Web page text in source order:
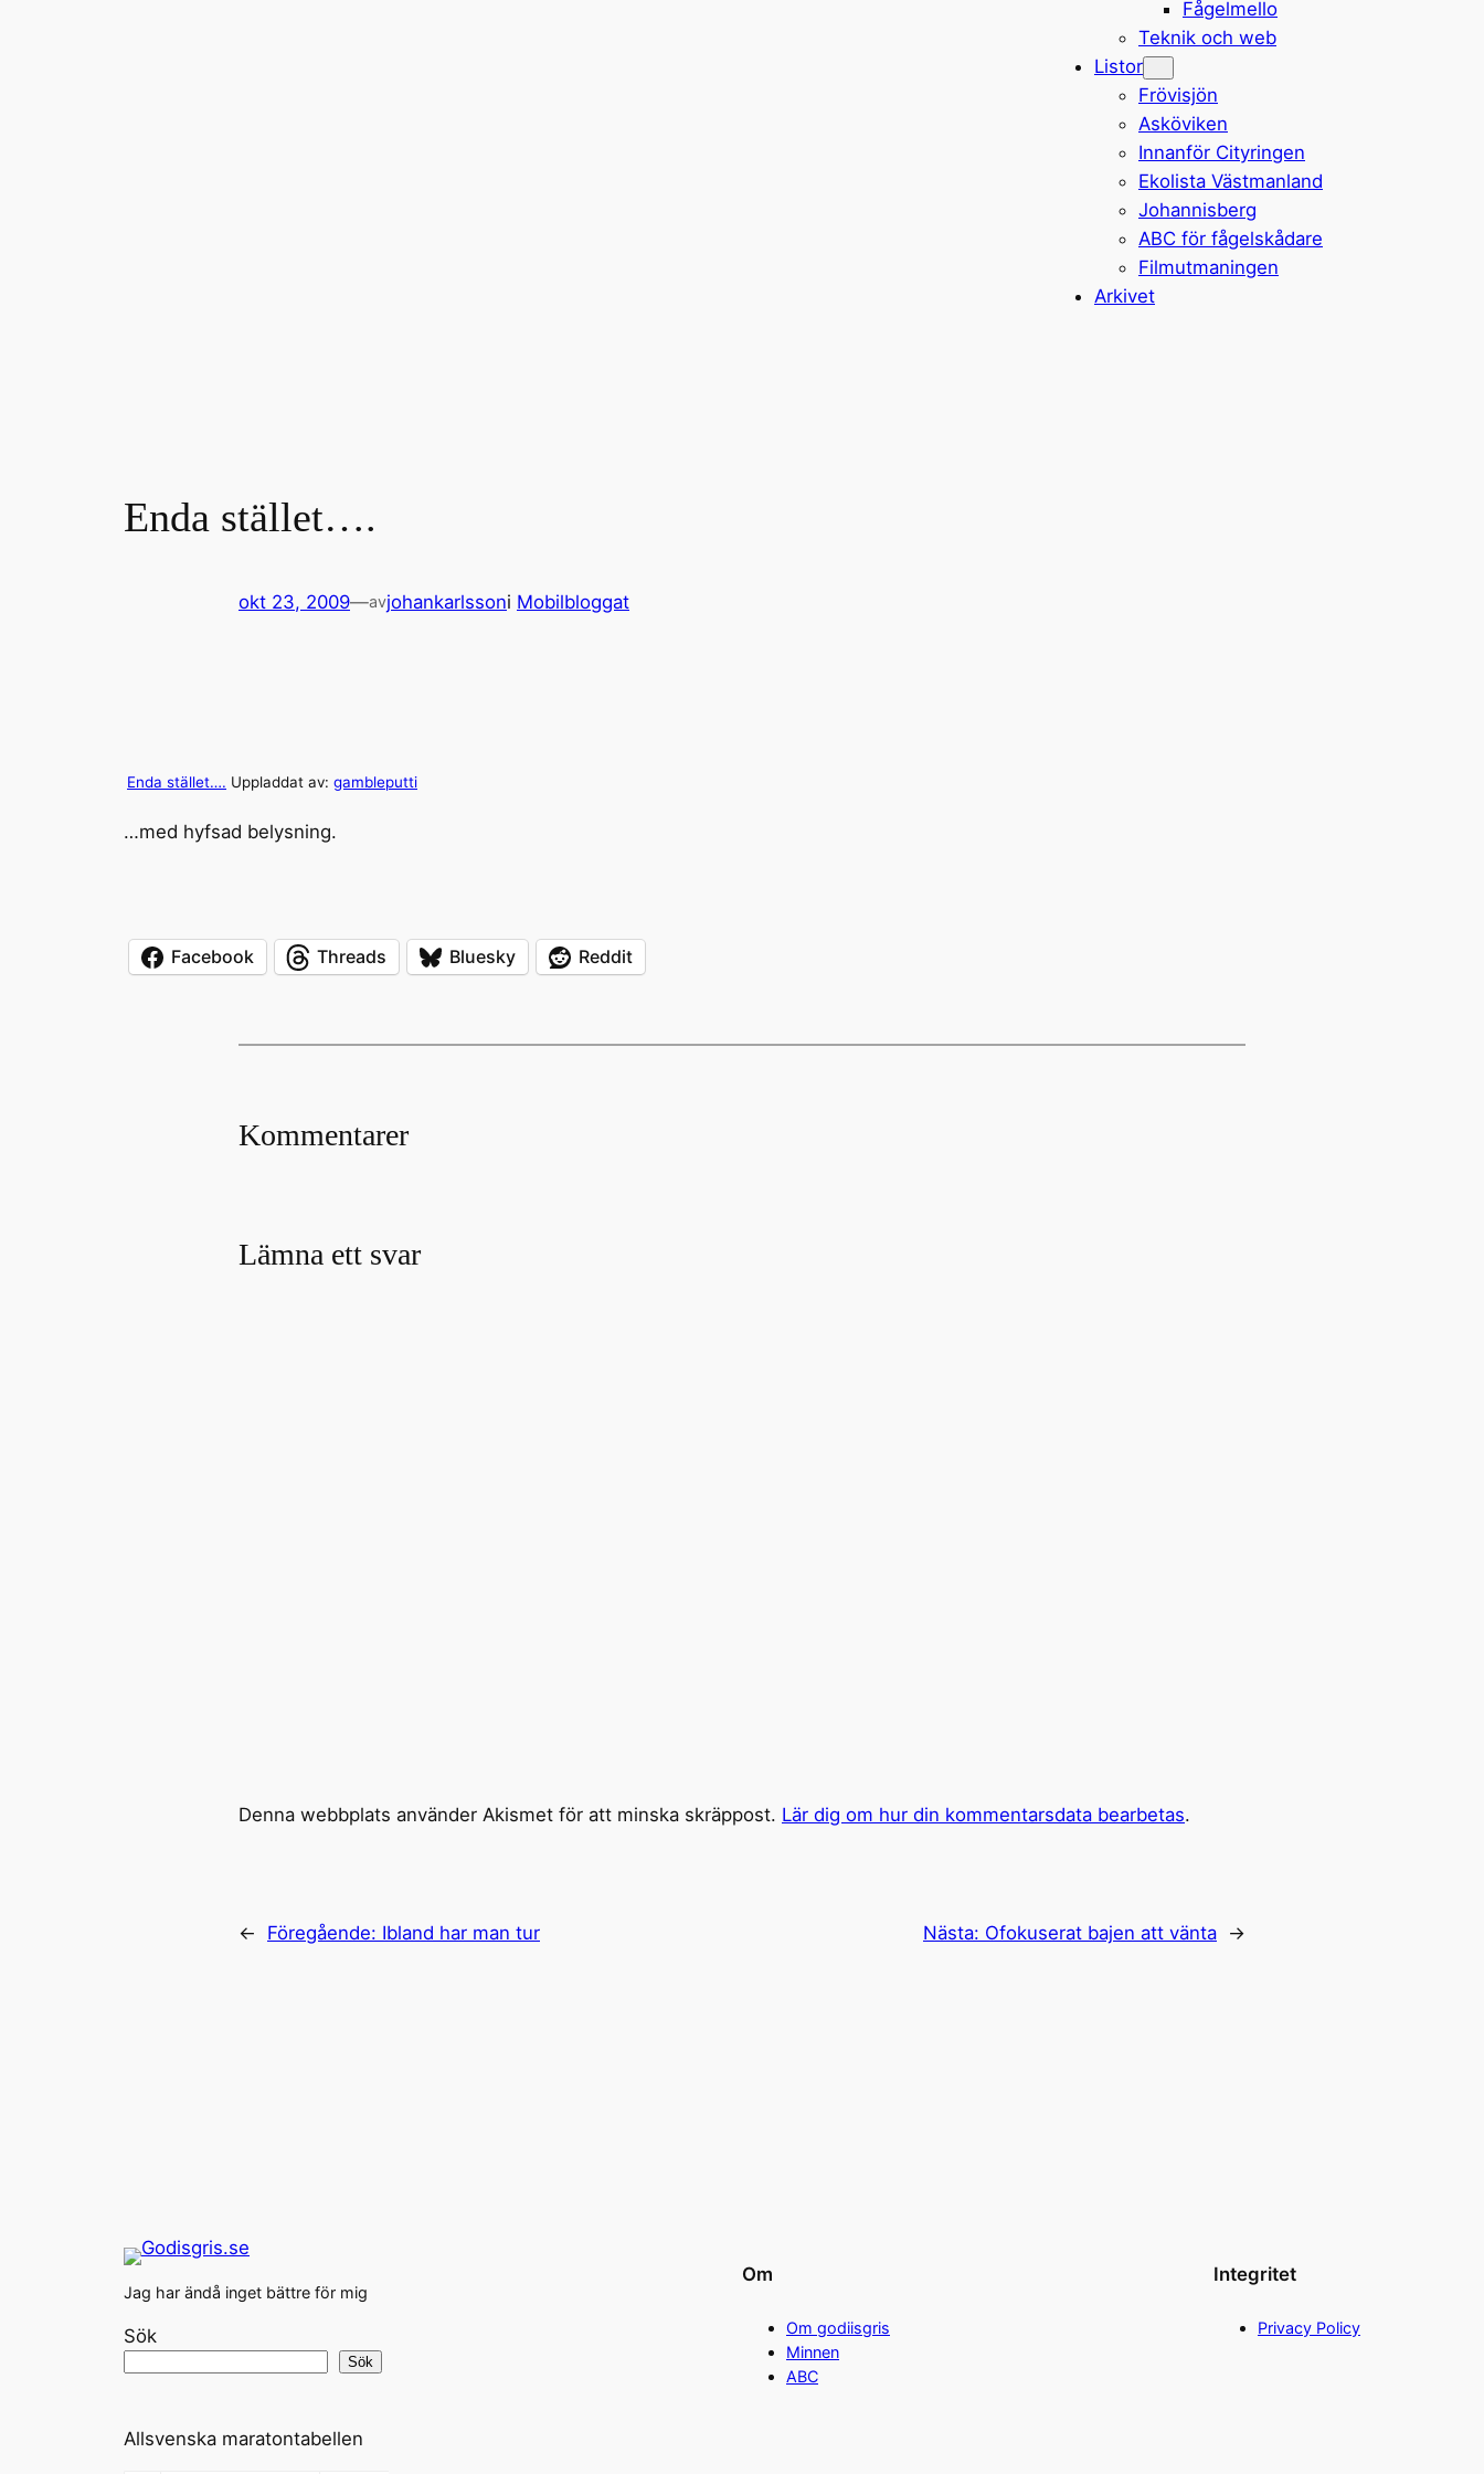
Fågelmello
Teknik och web
Listor
Frövisjön
Asköviken
Innanför Cityringen
Ekolista Västmanland
Johannisberg
ABC för fågelskådare
Filmutmaningen
Arkivet
Enda stället….
okt 23, 2009—avjohankarlssoni Mobilbloggat
Enda stället…. Uppladdat av: gambleputti
…med hyfsad belysning.
Facebook Threads Bluesky Reddit
Kommentarer
Lämna ett svar
Denna webbplats använder Akismet för att minska skräppost. Lär dig om hur din kommentarsdata bearbetas.
← Föregående: Ibland har man tur Nästa: Ofokuserat bajen att vänta →
Jag har ändå inget bättre för mig
Sök
Sök
Om
Om godiisgris
Minnen
ABC
Integritet
Privacy Policy
Allsvenska maratontabellen